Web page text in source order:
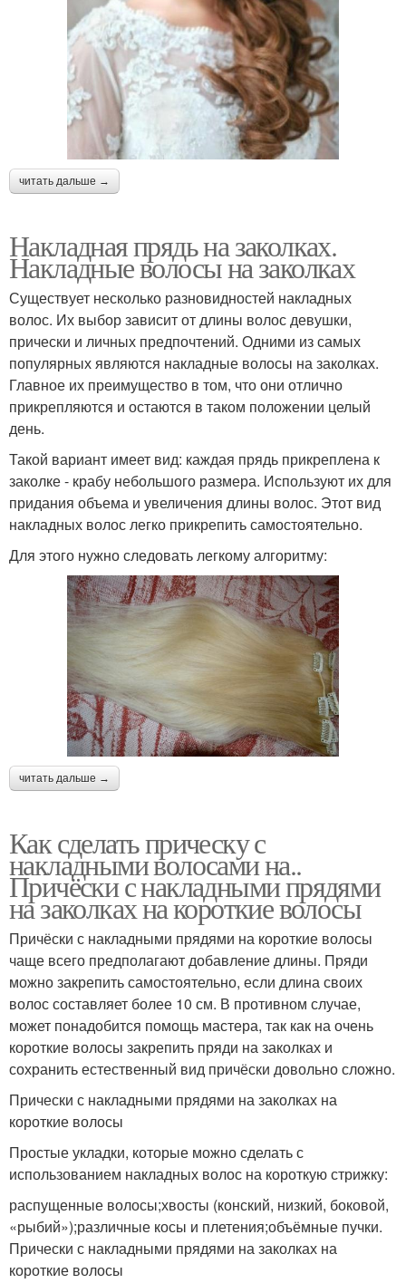
читать дальше →
Накладная прядь на заколках.
Накладные волосы на заколках
Существует несколько разновидностей накладных
волос. Их выбор зависит от длины волос девушки,
прически и личных предпочтений. Одними из самых
популярных являются накладные волосы на заколках.
Главное их преимущество в том, что они отлично
прикрепляются и остаются в таком положении целый
день.
Такой вариант имеет вид: каждая прядь прикреплена к
заколке - крабу небольшого размера. Используют их для
придания объема и увеличения длины волос. Этот вид
накладных волос легко прикрепить самостоятельно.
Для этого нужно следовать легкому алгоритму:
читать дальше →
Как сделать прическу с
накладными волосами на..
Причёски с накладными прядями
на заколках на короткие волосы
Причёски с накладными прядями на короткие волосы
чаще всего предполагают добавление длины. Пряди
можно закрепить самостоятельно, если длина своих
волос составляет более 10 см. В противном случае,
может понадобится помощь мастера, так как на очень
короткие волосы закрепить пряди на заколках и
сохранить естественный вид причёски довольно сложно.
Прически с накладными прядями на заколках на
короткие волосы
Простые укладки, которые можно сделать с
использованием накладных волос на короткую стрижку:
распущенные волосы;хвосты (конский, низкий, боковой,
«рыбий»);различные косы и плетения;объёмные пучки.
Прически с накладными прядями на заколках на
короткие волосы